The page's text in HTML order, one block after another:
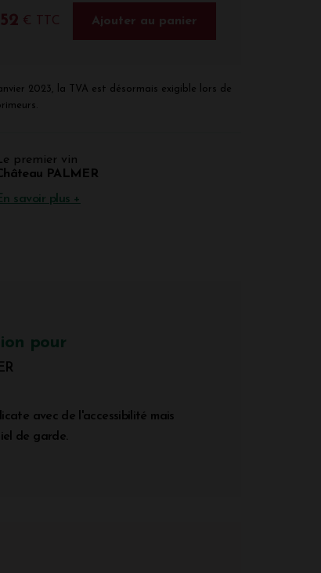
€ TTC Ajouter au panier
2023, la TVA est désormais exigible lors de
premier vin
PALMER
savoir plus +
pour
avec de l'accessibilité mais
de garde.